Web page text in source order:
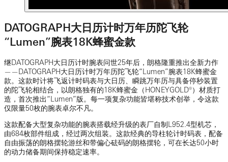
DATOGRAPH大日历计时万年历陀飞轮
“Lumen”腕表18K蜂蜜金款
继DATOGRAPH大日历计时腕表问世25年后，朗格隆重推出全新力作
——DATOGRAPH大日历计时万年历陀飞轮“Lumen”腕表18K蜂蜜金
款。这款时计将飞返计时码表与大日历、瞬跳万年历与具备停秒装置
的陀飞轮相结合，以朗格独有的18K蜂蜜金（HONEYGOLD®）材质打
造，首次推出“Lumen”版。每一项复杂功能皆堪称技术创举，令这款
仅限量50枚的腕表卓尔不凡。
这款配备大型复杂功能的腕表搭载经升级的表厂自制L952.4型机芯，
由684枚部件组成，经过两次组装。这款经典的导柱轮计时码表，配备
自由振荡的朗格摆轮游丝和带偏心砝码的朗格摆轮，可在长达50小时
的动力储备期间保持稳定速率。